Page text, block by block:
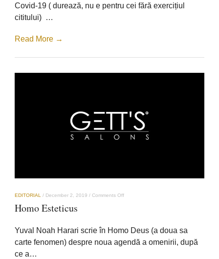
si
Covid-19 ( durează, nu e pentru cei fără exercițiul
cititului) …
Read More →
EDITORIAL / December 2, 2019 / Comments Offon
Homo Esteticus
Yuval Noah Harari scrie în Homo Deus (a doua sa
carte fenomen) despre noua agendă a omenirii, după
ce a…